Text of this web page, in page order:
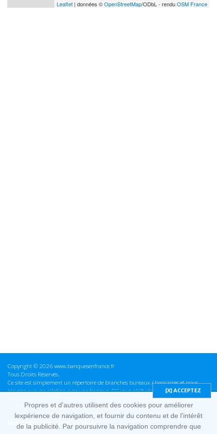
Leaflet | données ©OpenStreetMap/ODbL - renduOSM France
Copyright © 2026 www.banquesenfrance.fr
Tous Droits Réservés.
Ce site est simplement un répertoire de branches bureaux / bancaires et nous
n'avons aucune relation avec une banque. S'il vous plaît vérifier ces informations
avant d'effectuer toute opération, nous ne sommes pas responsables des erreurs
ou des omissions dans les informations que nous fournissons.
Mentions Légales & cookies
Propres et d'autres utilisent des cookies pour améliorer
lexpérience de navigation, et fournir du contenu et de l'intérêt
de la publicité. Par poursuivre la navigation comprendre que